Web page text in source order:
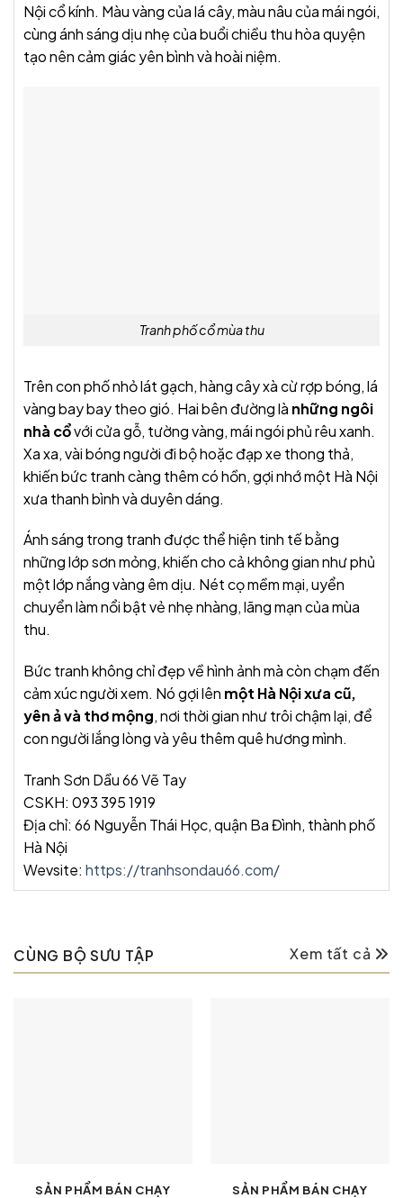
Nội cổ kính. Màu vàng của lá cây, màu nâu của mái ngói,
cùng ánh sáng dịu nhẹ của buổi chiều thu hòa quyện
tạo nên cảm giác yên bình và hoài niệm.
Tranh phố cổ mùa thu
Trên con phố nhỏ lát gạch, hàng cây xà cừ rợp bóng, lá
vàng bay bay theo gió. Hai bên đường là những ngôi
nhà cổvới cửa gỗ, tường vàng, mái ngói phủ rêu xanh.
Xa xa, vài bóng người đi bộ hoặc đạp xe thong thả,
khiến bức tranh càng thêm có hồn, gợi nhớ một Hà Nội
xưa thanh bình và duyên dáng.
Ánh sáng trong tranh được thể hiện tinh tế bằng
những lớp sơn mỏng, khiến cho cả không gian như phủ
một lớp nắng vàng êm dịu. Nét cọ mềm mại, uyển
chuyển làm nổi bật vẻ nhẹ nhàng, lãng mạn của mùa
thu.
Bức tranh không chỉ đẹp về hình ảnh mà còn chạm đến
cảm xúc người xem. Nó gợi lên một Hà Nội xưa cũ,
yên ả và thơ mộng, nơi thời gian như trôi chậm lại, để
con người lắng lòng và yêu thêm quê hương mình.
Tranh Sơn Dầu 66 Vẽ Tay
CSKH: 093 395 1919
Địa chỉ: 66 Nguyễn Thái Học, quận Ba Đình, thành phố
Hà Nội
Wevsite: https://tranhsondau66.com/
CÙNG BỘ SƯU TẬP Xem tất cả
SẢN PHẨM BÁN CHẠY SẢN PHẨM BÁN CHẠY